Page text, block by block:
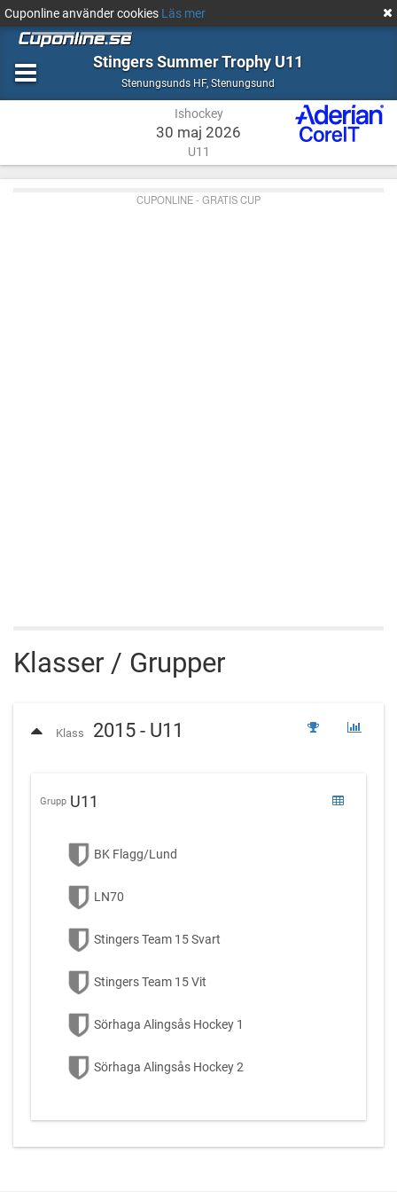
Cuponline använder cookies Läs mer
Stingers Summer Trophy U11
Stenungsunds HF,Ishockey
Stenungsund
Ishockey
30 maj 2026
U11
CUPONLINE - GRATIS CUP
Klasser / Grupper
Klass 2015 - U11
Grupp U11
BK Flagg/Lund
LN70
Stingers Team 15 Svart
Stingers Team 15 Vit
Sörhaga Alingsås Hockey 1
Sörhaga Alingsås Hockey 2